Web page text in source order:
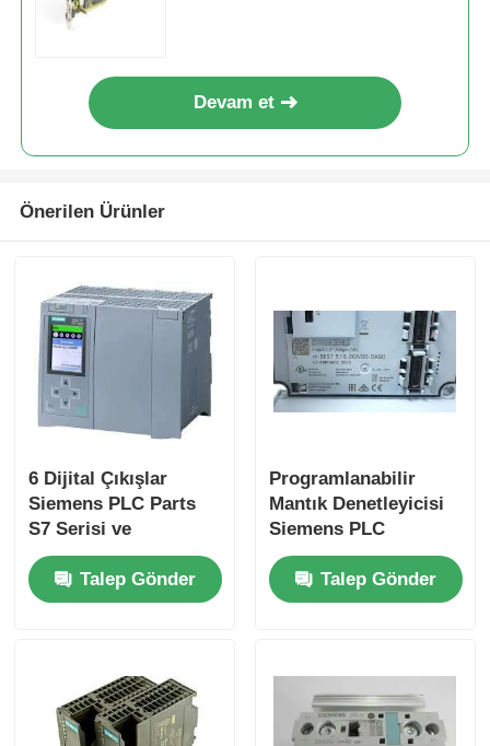
Teklif isteği
Allen Bradley PLC Parçaları
Siemens PLC Parçaları
Yokogawa Stardom PLC
Hima Güvenlik A.Ş.
ICS Üçlü PLC
Devam et
Önerilen Ürünler
6 Dijital Çıkışlar
Siemens PLC Parts
S7 Serisi ve
Performans için
OrijinalTalep Gönder
Programlanabilir
Mantık Denetleyicisi
Siemens PLC
Parçaları 25 Ns / adım
CPU Hız ve 2 Analog
Giriş
Talep Gönder